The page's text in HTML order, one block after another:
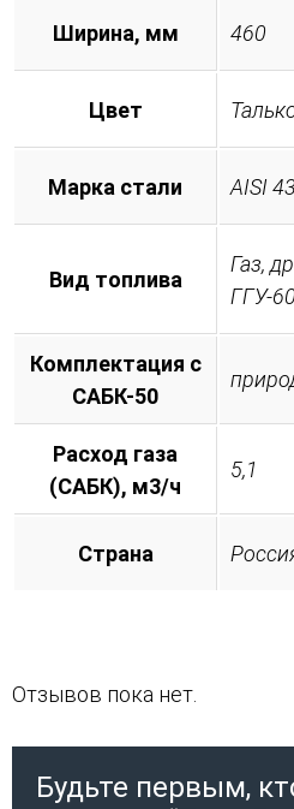
Ширина, мм 460
Цвет
Марка стали AISI
Вид топлива
Газ,
ГГУ-60
Комплектация с
САБК-50
Расход газа
(САБК), м3/ч
5,1
Страна
Отзывов пока нет.
Будьте первым,